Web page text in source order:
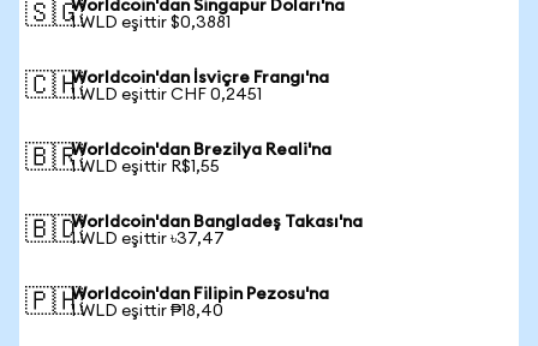
🇸🇬Worldcoin'dan Singapur Doları'na
1 WLD eşittir $0,3881
🇨🇭Worldcoin'dan İsviçre Frangı'na
1 WLD eşittir CHF 0,2451
🇧🇷Worldcoin'dan Brezilya Reali'na
1 WLD eşittir R$1,55
🇧🇩Worldcoin'dan Bangladeş Takası'na
1 WLD eşittir ৳37,47
🇵🇭Worldcoin'dan Filipin Pezosu'na
1 WLD eşittir ₱18,40